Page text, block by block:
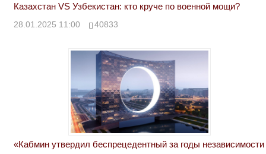
Казахстан VS Узбекистан: кто круче по военной мощи?
28.01.2025 11:00 40833
«Кабмин утвердил беспрецедентный за годы независимости